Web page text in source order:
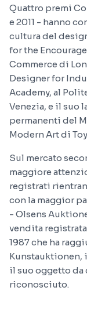
Quattro premi
e 2011 - hanno
cultura del
for the
Commerce di
Designer for
Academy, al
Venezia, e il suo
permanenti del
Modern Art di
Sul mercato
maggiore
registrati
con la maggior
- Olsens
vendita
1987 che ha
Kunstauktionen,
il suo oggetto
riconosciuto.